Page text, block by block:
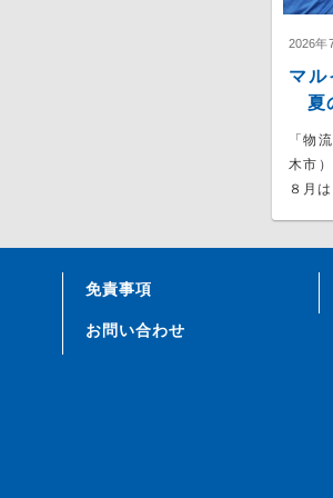
2026年
マル
夏
「物
木市
８月
免責事項
お問い合わせ